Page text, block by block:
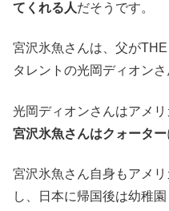
てくれる人だそうです。
宮沢氷魚さんは、父が
タレントの光岡ディオンさ
光岡ディオンさんはアメ
宮沢氷魚さんはクォーター
宮沢氷魚さん自身もアメ
し、日本に帰国後は幼稚